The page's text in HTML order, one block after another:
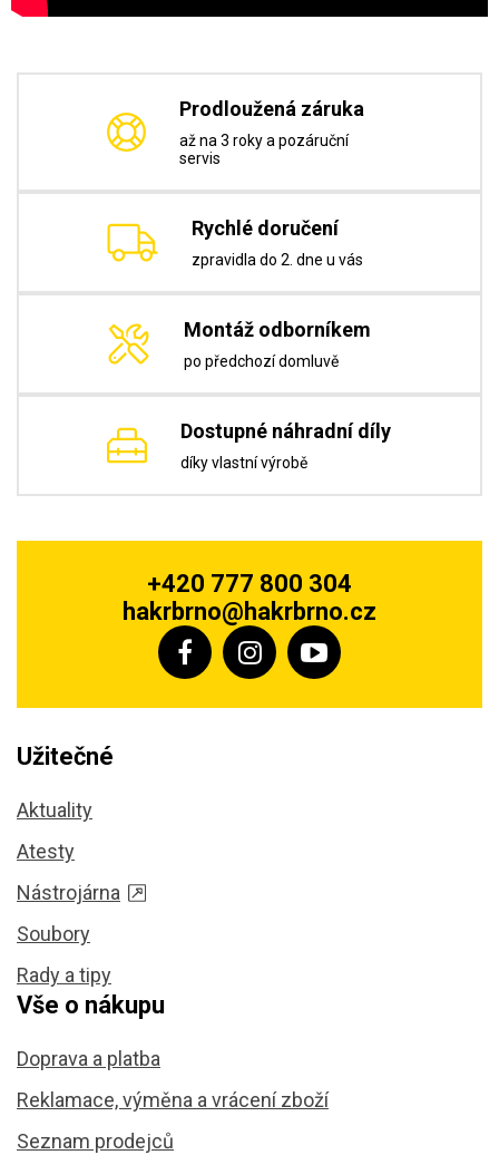
Prodloužená záruka
až na 3 roky a pozáruční
servis
Rychlé doručení
zpravidla do 2. dne u vás
Montáž odborníkem
po předchozí domluvě
Dostupné náhradní díly
díky vlastní výrobě
+420 777 800 304
hakrbrno@hakrbrno.cz
Užitečné
Aktuality
Atesty
Nástrojárna
Soubory
Rady a tipy
Vše o nákupu
Doprava a platba
Reklamace, výměna a vrácení zboží
Seznam prodejců